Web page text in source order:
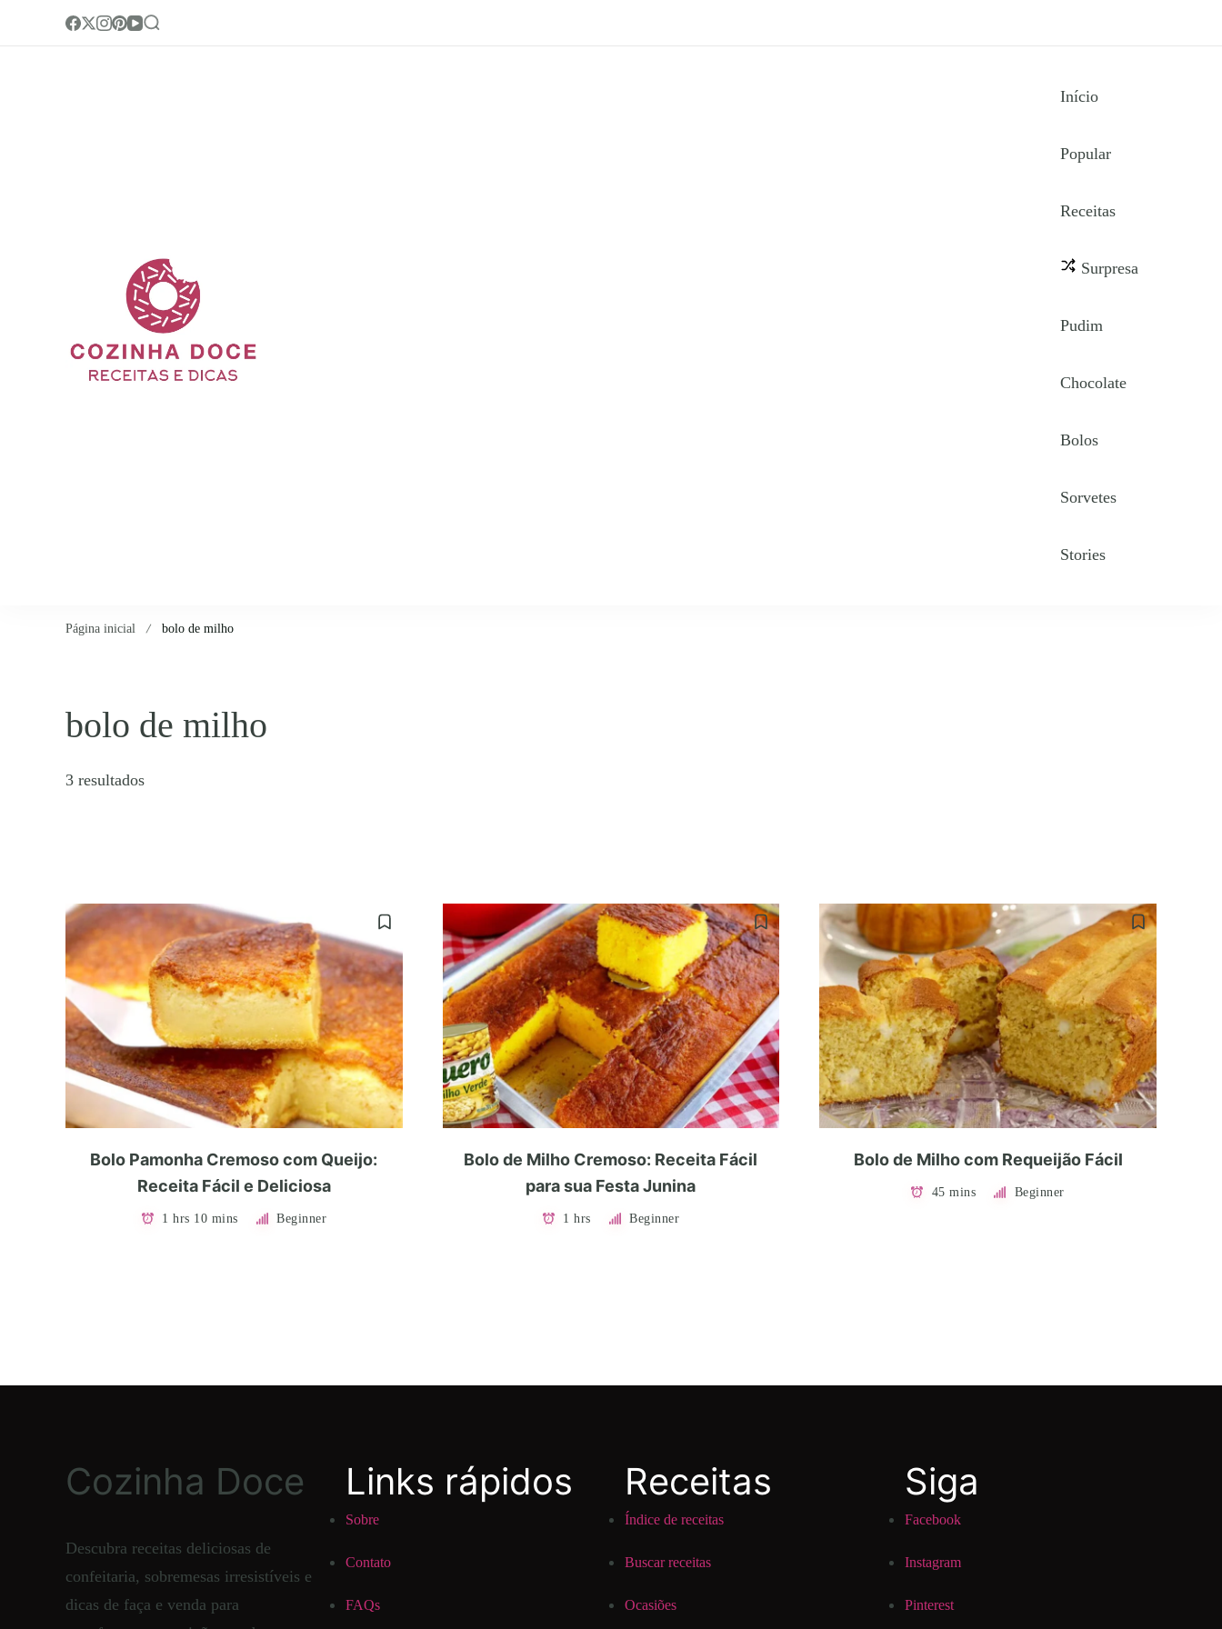
Início
Popular
Receitas
Surpresa
Pudim
Chocolate
Bolos
Sorvetes
Stories
Página inicial bolo de milho
bolo de milho
3 resultados
Bolo Pamonha Cremoso com Queijo:
Receita Fácil e Deliciosa
1 hrs 10 mins Beginner
Bolo de Milho Cremoso: Receita Fácil
para sua Festa Junina
1 hrs Beginner
Bolo de Milho com Requeijão Fácil
45 mins Beginner
Cozinha Doce
Descubra receitas deliciosas de
confeitaria, sobremesas irresistíveis e
dicas de faça e venda para
Links rápidos
Sobre
Contato
FAQs
Receitas
Índice de receitas
Buscar receitas
Ocasiões
Siga
Facebook
Instagram
Pinterest